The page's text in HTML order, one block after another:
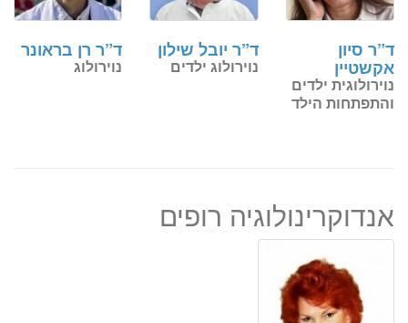
ד”ר רן בראונר
נוירולוג
ד”ר יובל שילון
נוירולוג ילדים
ד”ר סיון
אקשטיין
נוירולוגית ילדים
והתפתחות הילד
אנדוקרינולוגיה רופים